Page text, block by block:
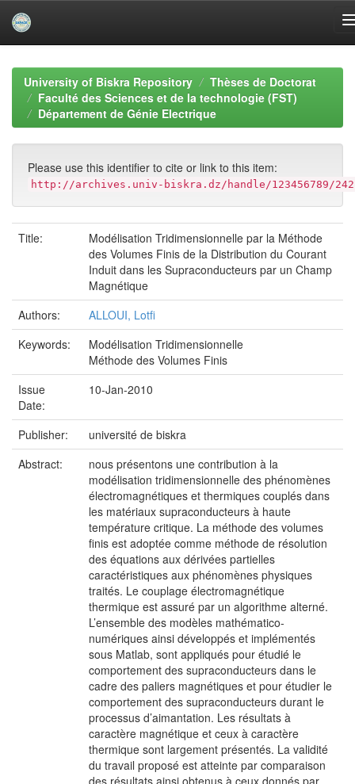
navigationUniversity of Biskra Repository
Thèses de Doctorat
Faculté des Sciences et de la technologie (FST)
Département de Génie Electrique
Please use this identifier to cite or link to this item:
http://archives.univ-biskra.dz/handle/123456789/
Title:
Modélisation Tridimensionnelle par la Méthode
des Volumes Finis de la Distribution du Courant
Induit dans les Supraconducteurs par un Champ
Magnétique
Authors:
ALLOUI, Lotfi
Keywords:
Modélisation Tridimensionnelle
Méthode des Volumes Finis
Issue
Date:
10-Jan-2010
Publisher:
université de biskra
Abstract:
nous présentons une contribution à la
modélisation tridimensionnelle des phénomènes
électromagnétiques et thermiques couplés dans
les matériaux supraconducteurs à haute
température critique. La méthode des volumes
finis est adoptée comme méthode de résolution
des équations aux dérivées partielles
caractéristiques aux phénomènes physiques
traités. Le couplage électromagnétique
thermique est assuré par un algorithme alterné.
L’ensemble des modèles mathématico-
numériques ainsi développés et implémentés
sous Matlab, sont appliqués pour étudié le
comportement des supraconducteurs dans le
cadre des paliers magnétiques et pour étudier le
comportement des supraconducteurs durant le
processus d’aimantation. Les résultats à
caractère magnétique et ceux à caractère
thermique sont largement présentés. La validité
du travail proposé est atteinte par comparaison
des résultats ainsi obtenus à ceux donnés par